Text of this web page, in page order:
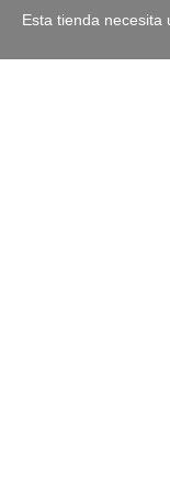
Esta tienda necesita